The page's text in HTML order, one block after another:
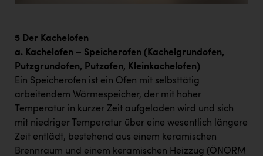
5 Der Kachelofen
a. Kachelofen – Speicherofen (Kachelgrundofen,
Putzgrundofen, Putzofen, Kleinkachelofen)
Ein Speicherofen ist ein Ofen mit selbsttätig
arbeitendem Wärmespeicher, der mit hoher
Temperatur in kurzer Zeit aufgeladen wird und sich
mit niedriger Temperatur über eine wesentlich längere
Zeit entlädt, bestehend aus einem keramischen
Brennraum und einem keramischen Heizzug (ÖNORM